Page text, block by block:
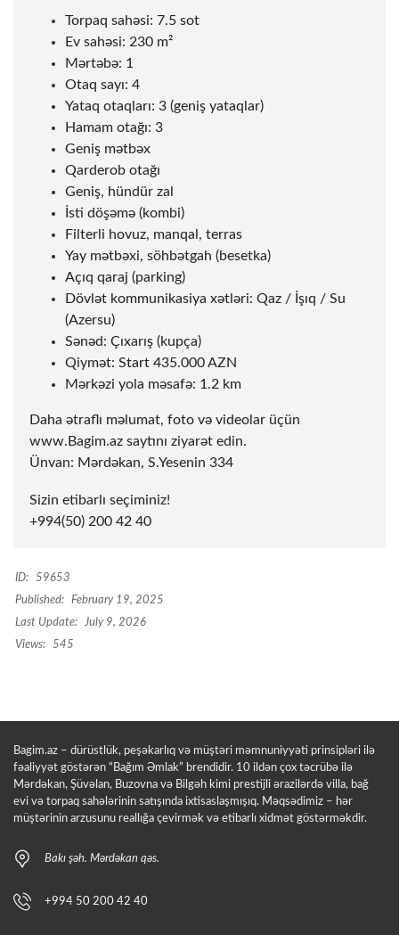
Torpaq sahəsi: 7.5 sot
Ev sahəsi: 230 m²
Mərtəbə: 1
Otaq sayı: 4
Yataq otaqları: 3 (geniş yataqlar)
Hamam otağı: 3
Geniş mətbəx
Qarderob otağı
Geniş, hündür zal
İsti döşəmə (kombi)
Filterli hovuz, manqal, terras
Yay mətbəxi, söhbətgah (besetka)
Açıq qaraj (parking)
Dövlət kommunikasiya xətləri: Qaz / İşıq / Su
(Azersu)
Sənəd: Çıxarış (kupça)
Qiymət: Start 435.000 AZN
Mərkəzi yola məsafə: 1.2 km
Daha ətraflı məlumat, foto və videolar üçün
www.Bagim.az saytını ziyarət edin.
Ünvan: Mərdəkan, S.Yesenin 334
Sizin etibarlı seçiminiz!
+994(50) 200 42 40
ID:
59653
Published:
February 19, 2025
Last Update:
July 9, 2026
Views:
545
Bagim.az – dürüstlük, peşəkarlıq və müştəri məmnuniyyəti prinsipləri ilə
fəaliyyət göstərən “Bağım Əmlak” brendidir. 10 ildən çox təcrübə ilə
Mərdəkan, Şüvəlan, Buzovna və Bilgəh kimi prestijli ərazilərdə villa, bağ
evi və torpaq sahələrinin satışında ixtisaslaşmışıq. Məqsədimiz – hər
müştərinin arzusunu reallığa çevirmək və etibarlı xidmət göstərməkdir.
Bakı şəh. Mərdəkan qəs.
+994 50 200 42 40